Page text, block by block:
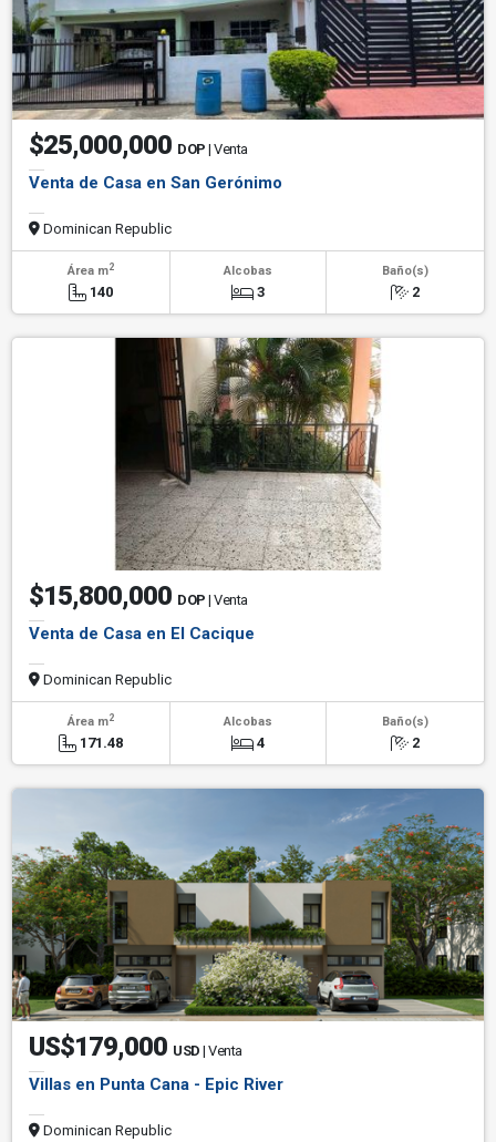
$25,000,000 DOP | Venta
Venta de Casa en San Gerónimo
Dominican Republic
Área m2
140
Alcobas
3
Baño(s)
2
$15,800,000 DOP | Venta
Venta de Casa en El Cacique
Dominican Republic
Área m2
171.48
Alcobas
4
Baño(s)
2
US$179,000 USD | Venta
Villas en Punta Cana - Epic River
Dominican Republic